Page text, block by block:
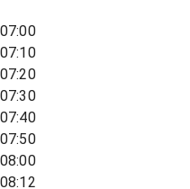
07:00
07:10
07:20
07:30
07:40
07:50
08:00
08:12